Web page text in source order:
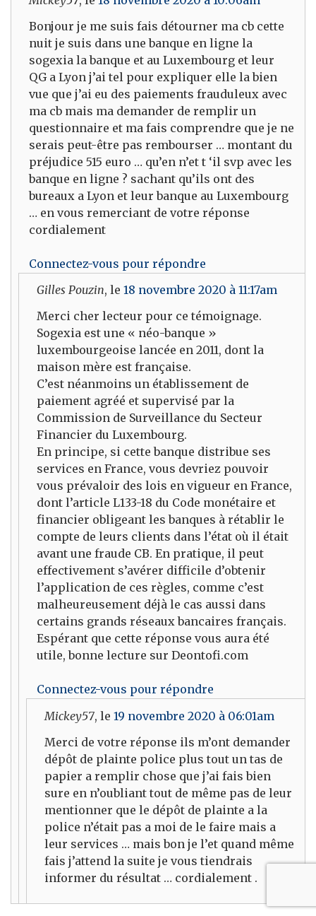
Bonjour je me suis fais détourner ma cb cette
nuit je suis dans une banque en ligne la
sogexia la banque et au Luxembourg et leur
QG a Lyon j’ai tel pour expliquer elle la bien
vue que j’ai eu des paiements frauduleux avec
ma cb mais ma demander de remplir un
questionnaire et ma fais comprendre que je ne
serais peut-être pas rembourser … montant du
préjudice 515 euro … qu’en n’et t ‘il svp avec les
banque en ligne ? sachant qu’ils ont des
bureaux a Lyon et leur banque au Luxembourg
… en vous remerciant de votre réponse
cordialement
Connectez-vous pour répondre
Gilles Pouzin, le 18 novembre 2020 à 11:17am
Merci cher lecteur pour ce témoignage.
Sogexia est une « néo-banque »
luxembourgeoise lancée en 2011, dont la
maison mère est française.
C’est néanmoins un établissement de
paiement agréé et supervisé par la
Commission de Surveillance du Secteur
Financier du Luxembourg.
En principe, si cette banque distribue ses
services en France, vous devriez pouvoir
vous prévaloir des lois en vigueur en France,
dont l’article L133-18 du Code monétaire et
financier obligeant les banques à rétablir le
compte de leurs clients dans l’état où il était
avant une fraude CB. En pratique, il peut
effectivement s’avérer difficile d’obtenir
l’application de ces règles, comme c’est
malheureusement déjà le cas aussi dans
certains grands réseaux bancaires français.
Espérant que cette réponse vous aura été
utile, bonne lecture sur Deontofi.com
Connectez-vous pour répondre
Mickey57, le 19 novembre 2020 à 06:01am
Merci de votre réponse ils m’ont demander
dépôt de plainte police plus tout un tas de
papier a remplir chose que j’ai fais bien
sure en n’oubliant tout de même pas de leur
mentionner que le dépôt de plainte a la
police n’était pas a moi de le faire mais a
leur services … mais bon je l’et quand même
fais j’attend la suite je vous tiendrais
informer du résultat … cordialement .